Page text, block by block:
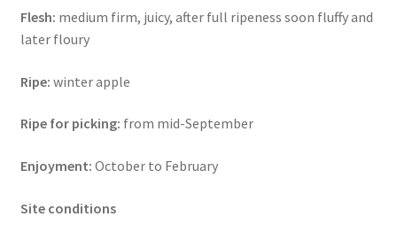
Flesh: medium firm, juicy, after full ripeness soon fluffy and
later floury
Ripe: winter apple
Ripe for picking: from mid-September
Enjoyment: October to February
Site conditions